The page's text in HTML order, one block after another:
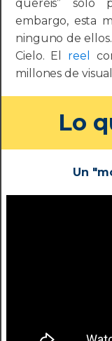
queréis” solo
embargo, esta
ninguno de
Cielo. El reel
millones de
Lo
Un